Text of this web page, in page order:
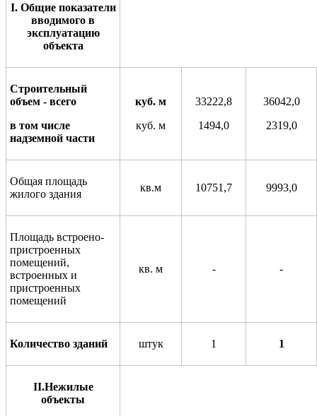
I. Общие показатели
вводимого в
эксплуатацию
объекта
Строительный
объем - всего
в том числе
надземной части
куб. м
куб. м
33222,8
1494,0
36042,0
2319,0
Общая площадь
жилого здания
кв.м 10751,7 9993,0
Площадь встроено-
пристроенных
помещений,
встроенных и
пристроенных
помещений
кв. м - -
Количество зданий штук 1 1
II.Нежилые
объекты